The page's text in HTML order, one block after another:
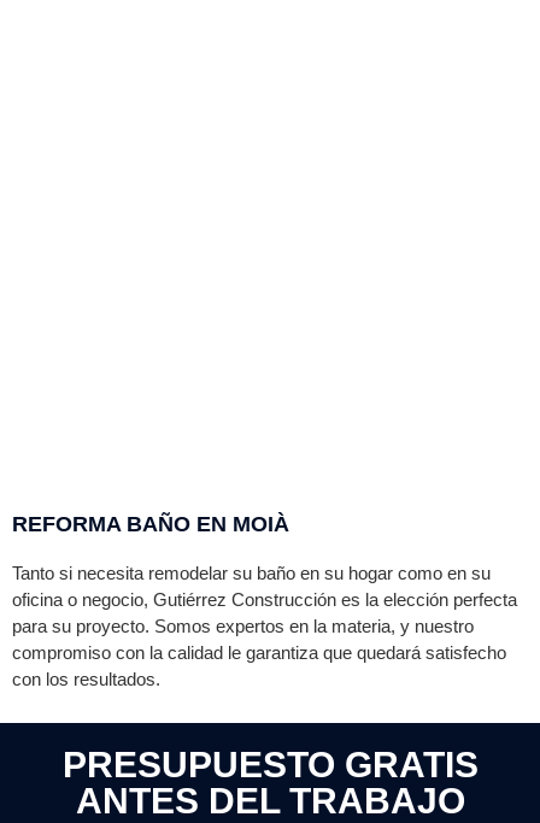
REFORMA BAÑO EN MOIÀ
Tanto si necesita remodelar su baño en su hogar como en su
oficina o negocio, Gutiérrez Construcción es la elección perfecta
para su proyecto. Somos expertos en la materia, y nuestro
compromiso con la calidad le garantiza que quedará satisfecho
con los resultados.
PRESUPUESTO GRATIS
ANTES DEL TRABAJO